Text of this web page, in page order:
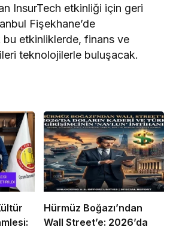
InsurTech etkinliği için geri
Fişekhane’de
etkinliklerde, finans ve
teknolojilerle buluşacak.
Hürmüz Boğazı’ndan
Wall Street’e: 2026’da